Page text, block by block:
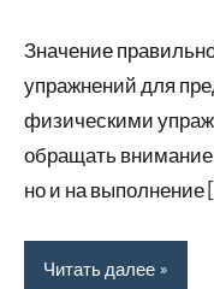
Значение
упражнений для
физическими
обращать внимание
но и на
Читать далее